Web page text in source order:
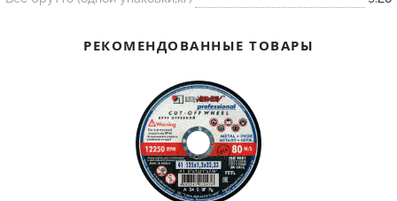
Контакт
Ковш разливочный
Огнеупорная SiC смесь
РЕКОМЕНДОВАННЫЕ ТОВАРЫ